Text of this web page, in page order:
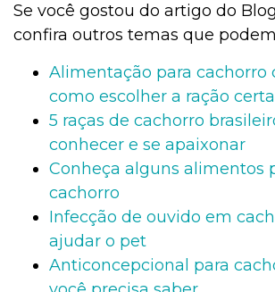
Se você gostou do artigo do
confira outros temas que
Alimentação para cachorro
como escolher a ração certa
5 raças de cachorro
conhecer e se apaixonar
Conheça alguns alimentos
cachorro
Infecção de ouvido em
ajudar o pet
Anticoncepcional para